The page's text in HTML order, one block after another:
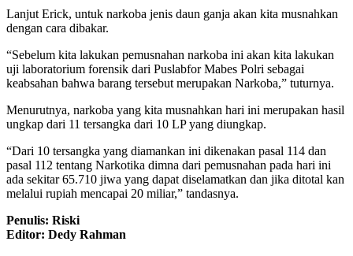
Lanjut Erick, untuk narkoba jenis daun ganja akan kita musnahkan
dengan cara dibakar.
“Sebelum kita lakukan pemusnahan narkoba ini akan kita lakukan
uji laboratorium forensik dari Puslabfor Mabes Polri sebagai
keabsahan bahwa barang tersebut merupakan Narkoba,” tuturnya.
Menurutnya, narkoba yang kita musnahkan hari ini merupakan hasil
ungkap dari 11 tersangka dari 10 LP yang diungkap.
“Dari 10 tersangka yang diamankan ini dikenakan pasal 114 dan
pasal 112 tentang Narkotika dimna dari pemusnahan pada hari ini
ada sekitar 65.710 jiwa yang dapat diselamatkan dan jika ditotal kan
melalui rupiah mencapai 20 miliar,” tandasnya.
Penulis: Riski
Editor: Dedy Rahman